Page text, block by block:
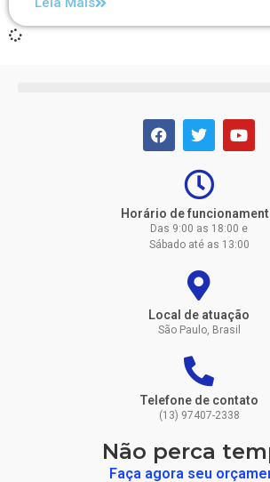
Horário de
Das 9:00 as 18:00 e
Sábado até as 13:00
Local de atuação
São Paulo, Brasil
Telefone de contato
(13) 97407-2338
Não perca
Faça agora seu